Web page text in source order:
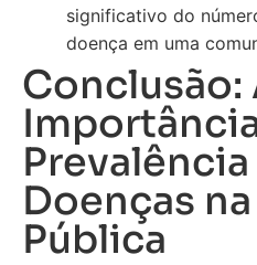
significativo do
doença em uma
Conclusão:
Doenças
Pública